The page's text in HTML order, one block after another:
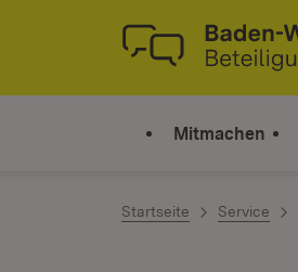
Zum Inhalt springen
Link zur Startseite
Mitmachen
Startseite Service